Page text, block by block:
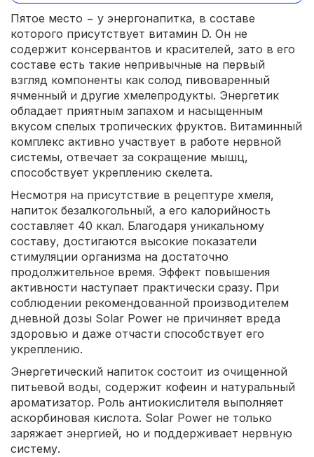
Пятое место − у энергонапитка, в составе
которого присутствует витамин D. Он не
содержит консервантов и красителей, зато в его
составе есть такие непривычные на первый
взгляд компоненты как солод пивоваренный
ячменный и другие хмелепродукты. Энергетик
обладает приятным запахом и насыщенным
вкусом спелых тропических фруктов. Витаминный
комплекс активно участвует в работе нервной
системы, отвечает за сокращение мышц,
способствует укреплению скелета.
Несмотря на присутствие в рецептуре хмеля,
напиток безалкогольный, а его калорийность
составляет 40 ккал. Благодаря уникальному
составу, достигаются высокие показатели
стимуляции организма на достаточно
продолжительное время. Эффект повышения
активности наступает практически сразу. При
соблюдении рекомендованной производителем
дневной дозы Solar Power не причиняет вреда
здоровью и даже отчасти способствует его
укреплению.
Энергетический напиток состоит из очищенной
питьевой воды, содержит кофеин и натуральный
ароматизатор. Роль антиокислителя выполняет
аскорбиновая кислота. Solar Power не только
заряжает энергией, но и поддерживает нервную
систему.